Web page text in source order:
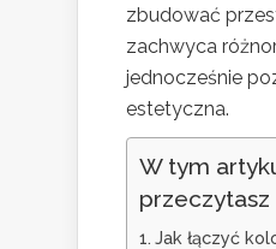
zbudować
zachwyca
jednocześnie
estetyczna.
W tym
przeczytasz
Jak łączyć